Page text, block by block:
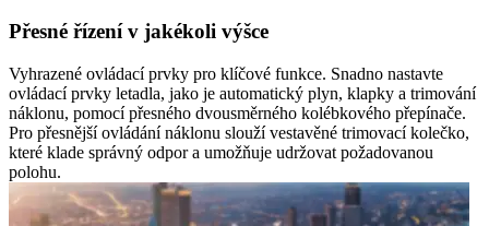
Přesné řízení v jakékoli výšce
Vyhrazené ovládací prvky pro klíčové funkce. Snadno nastavte
ovládací prvky letadla, jako je automatický plyn, klapky a trimování
náklonu, pomocí přesného dvousměrného kolébkového přepínače.
Pro přesnější ovládání náklonu slouží vestavěné trimovací kolečko,
které klade správný odpor a umožňuje udržovat požadovanou
polohu.